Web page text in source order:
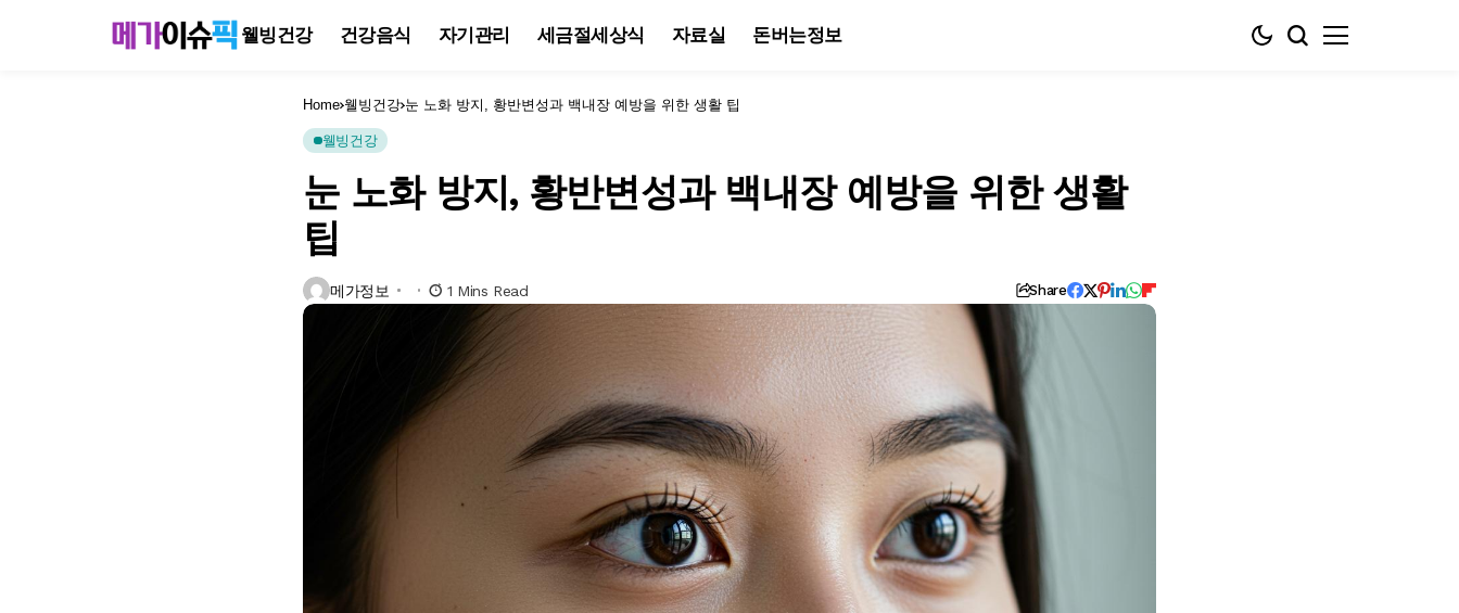
웰빙건강 건강음식 자기관리 세금절세상식 자료실 돈버는정보
Home 웰빙건강 눈 노화 방지, 황반변성과 백내장 예방을 위한 생활 팁
웰빙건강
눈 노화 방지, 황반변성과 백내장 예방을 위한 생활
팁
메가정보 1 Mins Read Share